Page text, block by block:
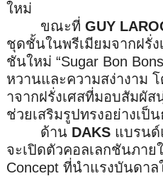
ใหม่
ขณะที่ GUY
ชุดชั้นในพรีเมียมจากฝรั่ง
ชันใหม่ “Sugar Bon Bons
หวานและความสง่างาม
าจากฝรั่งเศสที่มอบสัมผัส
ช่วยเสริมรูปทรงอย่างเป็
ด้าน DAKSแบรนด์
จะเปิดตัวคอลเลกชันภาย
Concept ที่นำแรงบันดาล